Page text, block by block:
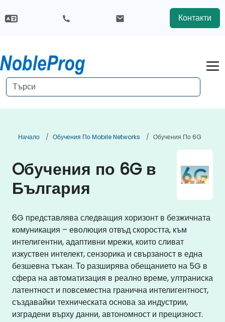
Контакти
Начало Обучения По Mobile Networks Обучения По 6G
Oбучения по 6G в
България
6G представлява следващия хоризонт в безжичната
комуникация – еволюция отвъд скоростта, към
интелигентни, адаптивни мрежи, които сливат
изкуствен интелект, сензорика и свързаност в една
безшевна тъкан. То разширява обещанието на 5G в
сфера на автоматизация в реално време, ултраниска
латентност и повсеместна гранична интелигентност,
създавайки техническата основа за индустрии,
изградени върху данни, автономност и прецизност.